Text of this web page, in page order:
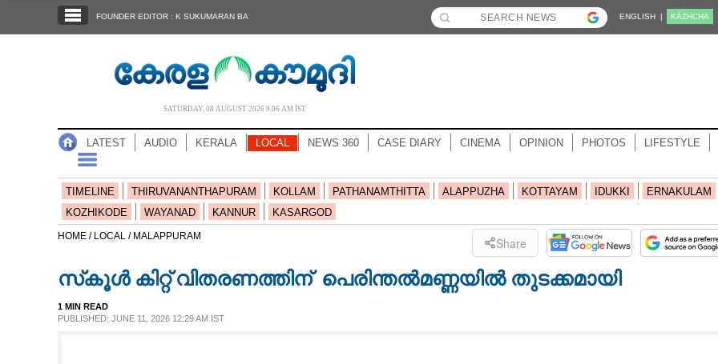
NOTIFIED NEWS
NEWS 360
FOUNDER EDITOR : K SUKUMARAN BA ENGLISH | KĀZHCHA
SATURDAY, 08 AUGUST 2026 9.06 AM IST
LATEST AUDIO KERALA LOCAL NEWS 360 CASE DIARY CINEMA OPINION PHOTOS LIFESTYLE
TIMELINE THIRUVANANTHAPURAM KOLLAM PATHANAMTHITTA ALAPPUZHA KOTTAYAM IDUKKI
ERNAKULAM
KOZHIKODE
WAYANAD KANNUR KASARGOD
HOME / LOCAL / MALAPPURAM Share
സ്‌കൂൾ കിറ്റ് വിതരണത്തിന് പെരിന്തൽമണ്ണയിൽ തുടക്കമായി
1 MIN READ
PUBLISHED: JUNE 11, 2026 12:29 AM IST